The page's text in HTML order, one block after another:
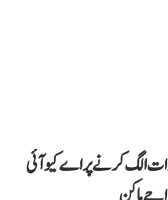
الگ کرنے پر اے کیو آئی